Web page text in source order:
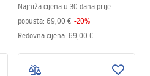
Najniža cijena u 30 dana prije
popusta: 69,00 € -20%
Redovna cijena: 69,00 €